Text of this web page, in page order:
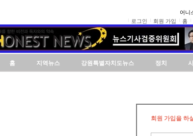
어니
로그인
회원 가입 홈
홈 지역뉴스 강원특별자치도뉴스 정치
회원 가입을 하